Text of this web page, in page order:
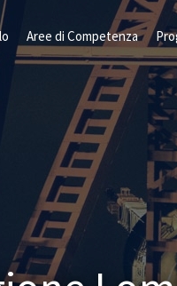
Aree di Competenza